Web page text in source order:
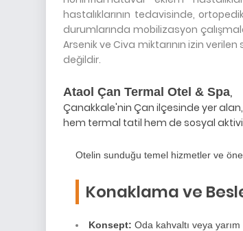
hastalıklarının tedavisinde,
durumlarında mobilizasyon
Arsenik ve Civa miktarının izin
değildir.
Ataol Çan Termal Otel & Spa,
Çanakkale'nin Çan ilçesinde yer
hem termal tatil hem de sosyal
Otelin sunduğu temel hizmetler ve
Konaklama ve
Konsept: Oda kahvaltı veya